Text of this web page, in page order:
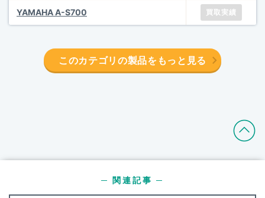
YAMAHA A-S700 買取実績
このカテゴリの製品をもっと見る
─ 関連記事 ─